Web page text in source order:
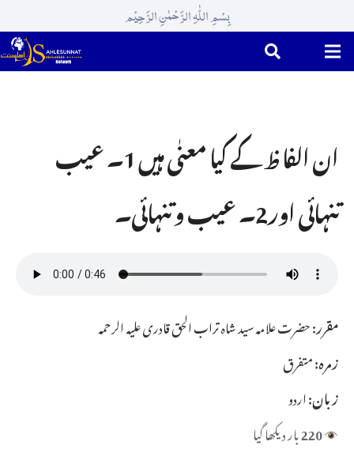
بِسْمِ اللّٰہِ الرَّحْمٰنِ الرَّحِیْم
ان الفا ظ کے کیا معنٰی ہیں 1۔ عیب
تنہائی اور2۔ عیب و تنہائی۔
مقرر:حضرت علامہ سید شاہ تراب الحق قادری علیہ الرحمہ
زمرہ:متفرق
زبان:اردو
220بار دیکھا گیا